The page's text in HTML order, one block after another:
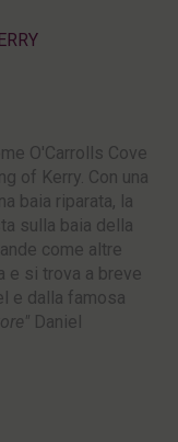
O'Carrolls Cove
of Kerry. Con una
baia riparata, la
sulla baia della
come altre
e si trova a breve
e dalla famosa
Daniel